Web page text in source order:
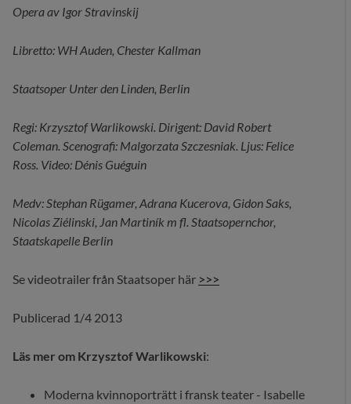
Opera av Igor Stravinskij
Libretto: WH Auden, Chester Kallman
Staatsoper Unter den Linden, Berlin
Regi: Krzysztof Warlikowski. Dirigent: David Robert
Coleman. Scenografi: Malgorzata Szczesniak. Ljus: Felice
Ross. Video: Dénis Guéguin
Medv: Stephan Rügamer, Adrana Kucerova, Gidon Saks,
Nicolas Ziélinski, Jan Martiník m fl. Staatsopernchor,
Staatskapelle Berlin
Se videotrailer från Staatsoper här >>>
Publicerad 1/4 2013
Läs mer om Krzysztof Warlikowski:
Moderna kvinnoporträtt i fransk teater - Isabelle